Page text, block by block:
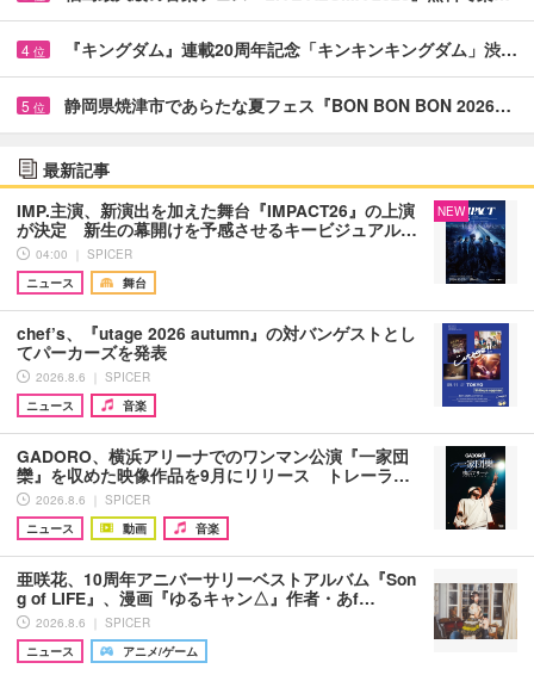
4 位 『キングダム』連載20周年記念「キンキンキングダム」渋…
5 位 静岡県焼津市であらたな夏フェス『BON BON BON 2026…
最新記事
IMP.主演、新演出を加えた舞台『IMPACT26』の上演
が決定 新生の幕開けを予感させるキービジュアル…
04:00 ｜ SPICER
ニュース
舞台
NEW
chef’s、『utage 2026 autumn』の対バンゲストとし
てパーカーズを発表
2026.8.6 ｜ SPICER
ニュース
音楽
GADORO、横浜アリーナでのワンマン公演『一家団
欒』を収めた映像作品を9月にリリース トレーラ…
2026.8.6 ｜ SPICER
ニュース
動画 音楽
亜咲花、10周年アニバーサリーベストアルバム『Son
g of LIFE』、漫画『ゆるキャン△』作者・あf…
2026.8.6 ｜ SPICER
ニュース
アニメ/ゲーム